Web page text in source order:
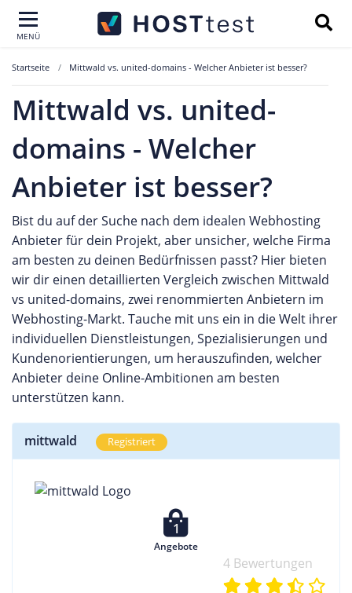
MENÜ
Startseite Mittwald vs. united-domains - Welcher Anbieter ist besser?
Mittwald vs. united-
domains - Welcher
Anbieter ist besser?
Bist du auf der Suche nach dem idealen Webhosting
Anbieter für dein Projekt, aber unsicher, welche Firma
am besten zu deinen Bedürfnissen passt? Hier bieten
wir dir einen detaillierten Vergleich zwischen Mittwald
vs united-domains, zwei renommierten Anbietern im
Webhosting-Markt. Tauche mit uns ein in die Welt ihrer
individuellen Dienstleistungen, Spezialisierungen und
Kundenorientierungen, um herauszufinden, welcher
Anbieter deine Online-Ambitionen am besten
unterstützen kann.
mittwald Registriert
1
Angebote
4 Bewertungen